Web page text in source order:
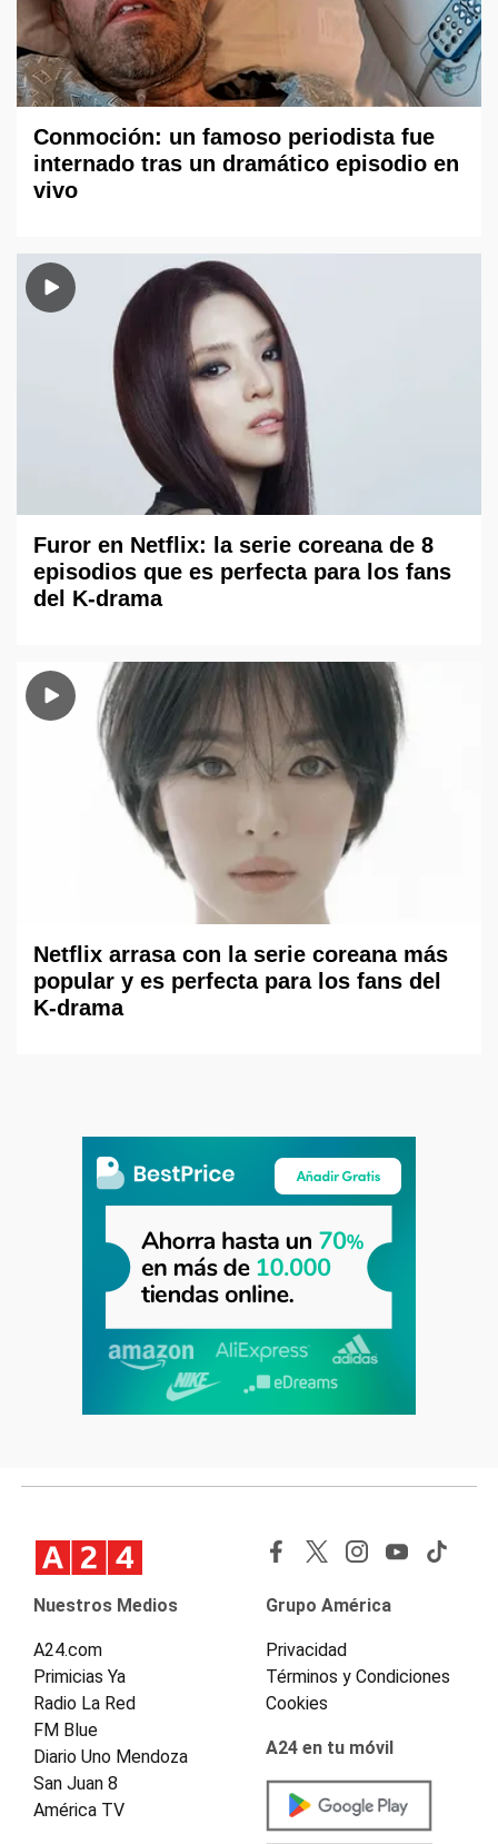
Conmoción: un famoso periodista fue
internado tras un dramático episodio en
vivo
Furor en Netflix: la serie coreana de 8
episodios que es perfecta para los fans
del K-drama
Netflix arrasa con la serie coreana más
popular y es perfecta para los fans del
K-drama
Nuestros Medios
A24.com
Primicias Ya
Radio La Red
FM Blue
Diario Uno Mendoza
San Juan 8
América TV
Grupo América
Privacidad
Términos y Condiciones
Cookies
A24 en tu móvil